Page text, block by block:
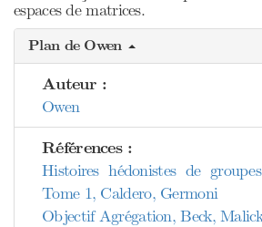
espaces de matrices.
Plan de Owen
Auteur :
Owen
Références :
Histoires hédonistes de
Tome 1, Caldero, Germoni
Objectif Agrégation, Beck,